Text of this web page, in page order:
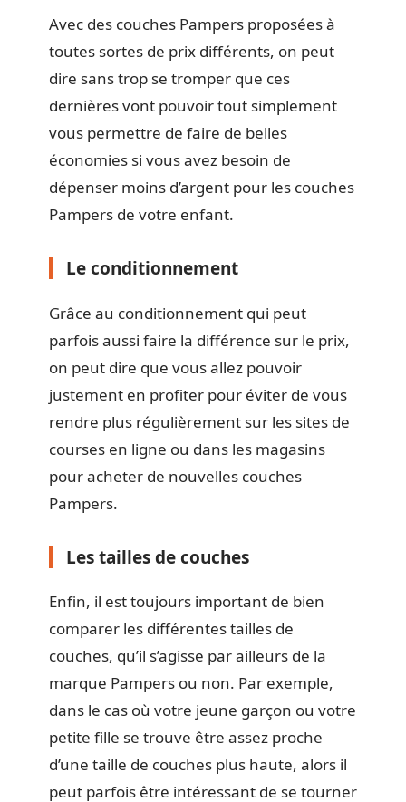
Avec des couches Pampers proposées à
toutes sortes de prix différents, on peut
dire sans trop se tromper que ces
dernières vont pouvoir tout simplement
vous permettre de faire de belles
économies si vous avez besoin de
dépenser moins d’argent pour les couches
Pampers de votre enfant.
Le conditionnement
Grâce au conditionnement qui peut
parfois aussi faire la différence sur le prix,
on peut dire que vous allez pouvoir
justement en profiter pour éviter de vous
rendre plus régulièrement sur les sites de
courses en ligne ou dans les magasins
pour acheter de nouvelles couches
Pampers.
Les tailles de couches
Enfin, il est toujours important de bien
comparer les différentes tailles de
couches, qu’il s’agisse par ailleurs de la
marque Pampers ou non. Par exemple,
dans le cas où votre jeune garçon ou votre
petite fille se trouve être assez proche
d’une taille de couches plus haute, alors il
peut parfois être intéressant de se tourner